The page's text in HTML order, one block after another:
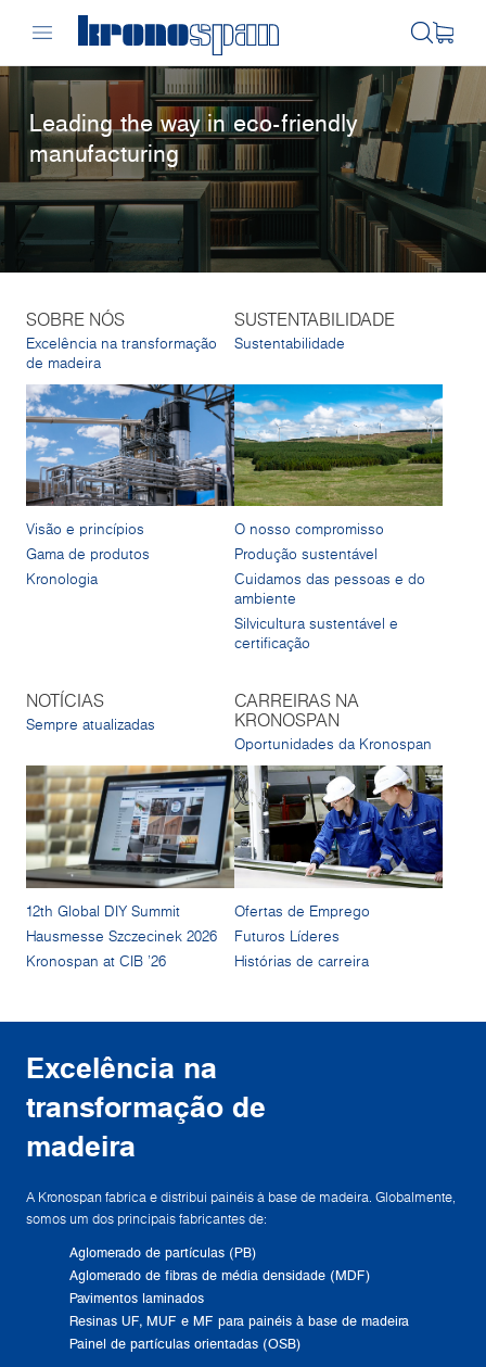
Leading the way in eco-friendly
manufacturing
SOBRE NÓS
Excelência na transformação
de madeira
Visão e princípios
Gama de produtos
Kronologia
SUSTENTABILIDADE
Sustentabilidade
O nosso compromisso
Produção sustentável
Cuidamos das pessoas e do
ambiente
Silvicultura sustentável e
certificação
NOTÍCIAS
Sempre atualizadas
12th Global DIY Summit
Hausmesse Szczecinek 2026
Kronospan at CIB '26
CARREIRAS NA
KRONOSPAN
Oportunidades da Kronospan
Ofertas de Emprego
Futuros Líderes
Histórias de carreira
Excelência na
transformação de
madeira
A Kronospan fabrica e distribui painéis à base de madeira. Globalmente,
somos um dos principais fabricantes de:
Aglomerado de partículas (PB)
Aglomerado de fibras de média densidade (MDF)
Pavimentos laminados
Resinas UF, MUF e MF para painéis à base de madeira
Painel de partículas orientadas (OSB)